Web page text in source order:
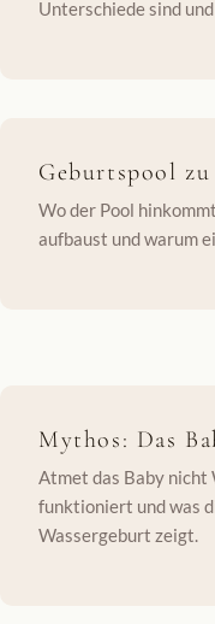
Unterschiede sind
Geburtspool
Wo der Pool
aufbaust und warum
Mythos: Das
Atmet das Baby nicht
funktioniert und was
Wassergeburt zeigt.